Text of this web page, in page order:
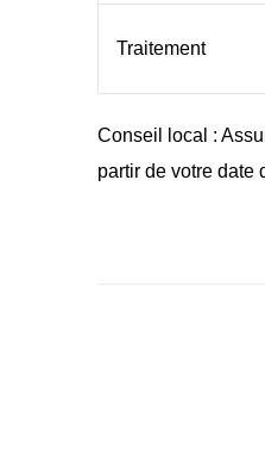
Traitement
Conseil local :
partir de votre date